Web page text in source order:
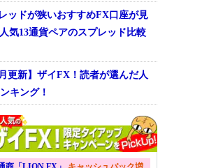
ッドが狭いおすすめFX口座が見
気13通貨ペアのスプレッド比較
月更新】ザイFX！読者が選んだ人
キング！